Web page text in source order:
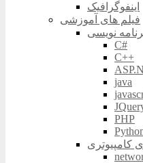
اینفوگرافیک
فیلم های آموزشی
نویسی
C#
C++
java
PHP
کامپیوتری